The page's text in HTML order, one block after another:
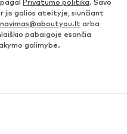
Privatumo politika. Savo
jis galios ateityje, siunčiant
arba
pabaigoje esančia
galimybe.